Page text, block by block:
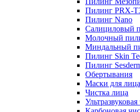
Пилинг PRX-
Пилинг Nano
Салициловый
Молочный
Миндальный
Пилинг Skin
Пилинг
Обертывания
Маски для лица
Чистка лица
Ультразвуковая